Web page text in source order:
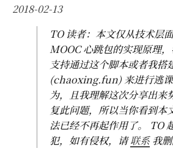
2018-02-13
TO 读者：本文仅从技术层
MOOC 心跳包的实现原理
支持通过这个脚本或者我搭
(chaoxing.fun) 来进行逃
为，且我理解这次分享出来
复此问题，所以当你看到本
法已经不再起作用了。 TO
犯，如有侵权，请联系我删